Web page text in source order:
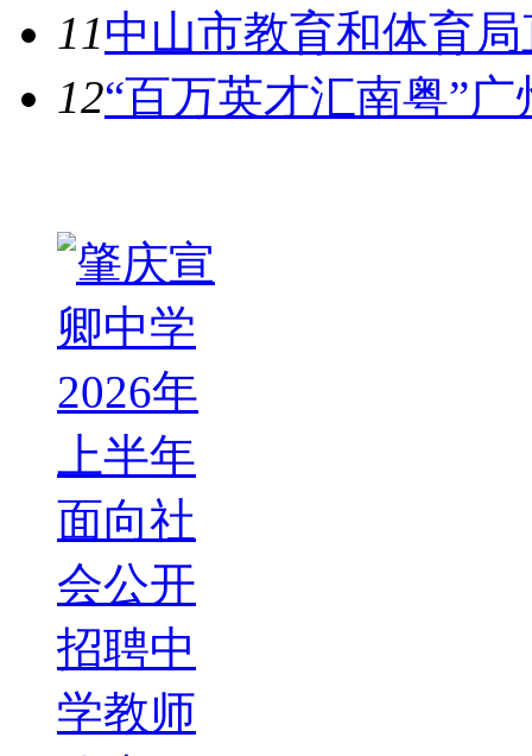
11中山市教育和体育
12“百万英才汇南粤”